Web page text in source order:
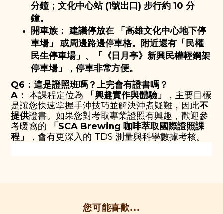
分鐘； 文化中心站 (1號出口) 步行約 10 分
鐘。
開車族： 建議停放在
「高雄文化中心地下停
車場」
或周邊路邊停車格。附近還有「民權
民生停車場」、「《日月亭》新興民權輕鋼架
停車場」，停車非常方便。
Q6：這是證照班嗎？上完會有證書嗎？
A： 本課程定位為 「興趣實作與體驗」
，主要目標
是讓您快速掌握手沖技巧並解決沖煮疑難，因此不
提供證書。如果您對考取專業證照有興趣，歡迎參
考暖窩的
「SCA Brewing 咖啡萃取國際證照課
程」
，會有更深入的 TDS 測量與科學數據考核。
您可能喜歡...